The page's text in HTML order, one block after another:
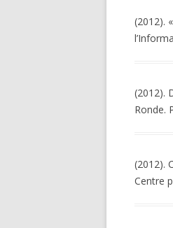
(2012). «
(2012).
Ronde.
(2012).
Centre